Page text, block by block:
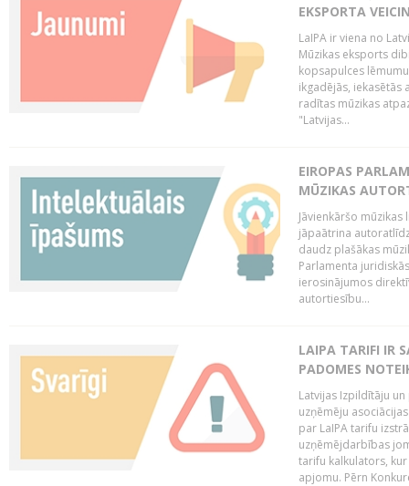
EKSPORTA
LaIPA ir viena no
Mūzikas eksports
kopsapulces
ikgadējās, iekasētās
radītas mūzikas
"Latvijas...
EIROPAS
MŪZIKAS
Jāvienkāršo
jāpaātrina
daudz plašākas
Parlamenta
ierosinājumos
autortiesību...
LAIPA TARIFI IR
PADOMES
Latvijas Izpildītāju
uzņēmēju
par LaIPA tarifu
uzņēmējdarbības
tarifu kalkulators,
apjomu. Pērn